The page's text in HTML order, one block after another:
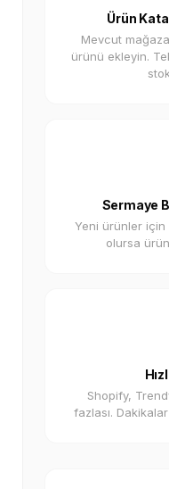
Ürün
Mevcut
ürünü ekleyin.
Sermaye
Yeni ürünler için
olursa
Shopify,
fazlası.